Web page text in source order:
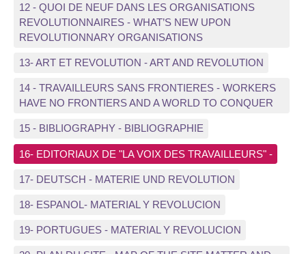
12 - QUOI DE NEUF DANS LES ORGANISATIONS
REVOLUTIONNAIRES - WHAT’S NEW UPON
REVOLUTIONNARY ORGANISATIONS
13- ART ET REVOLUTION - ART AND REVOLUTION
14 - TRAVAILLEURS SANS FRONTIERES - WORKERS
HAVE NO FRONTIERS AND A WORLD TO CONQUER
15 - BIBLIOGRAPHY - BIBLIOGRAPHIE
16- EDITORIAUX DE "LA VOIX DES TRAVAILLEURS" -
17- DEUTSCH - MATERIE UND REVOLUTION
18- ESPANOL- MATERIAL Y REVOLUCION
19- PORTUGUES - MATERIAL Y REVOLUCION